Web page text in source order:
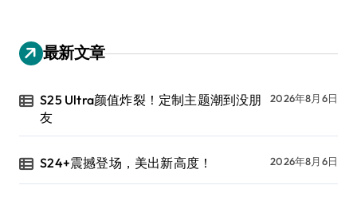
最新文章
S25 Ultra颜值炸裂！定制主题潮到没朋
友
2026年8月6日
S24+震撼登场，美出新高度！ 2026年8月6日